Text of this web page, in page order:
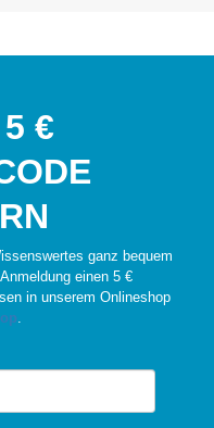
€
ganz bequem
einen 5 €
in unserem Onlineshop
.